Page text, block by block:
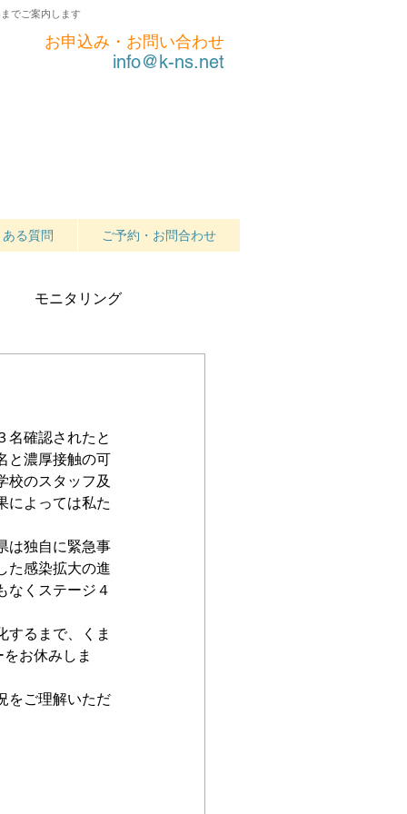
でご案内します
お申込み・お問い合わせ
info@k-ns.net
ある質問 ご予約・お問合わせ
モニタリング
名確認されたと
と濃厚接触の可
校のスタッフ及
によっては私た
は独自に緊急事
た感染拡大の進
なくステージ４
するまで、くま
お休みしま
をご理解いただ